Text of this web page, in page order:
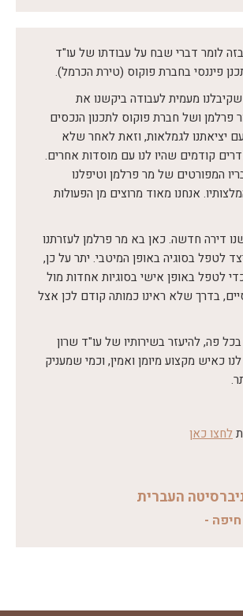
לומר דברי שבח על עבודתו של עו"ד
פיננסי בחברת פוקוס (טירת הכרמל).
מעמית לעבודה ביקשנו את
פרלמן ושל חברת פוקוס לתכנון הנכסים
יציאתנו לגמלאות, וזאת לאחר שלא
קודמים שהיו לנו עם מוסדות אחרים.
המפורטים של מר פרלמן וטיפלנו
אנחנו מאוד מרוצים מן הפעולות
דירה חדשה. כאן בא מר פרלמן לעזרתנו
לטפל בסוגיה באופן המיטבי. יתר על כן,
לטפל באופן אישי בסוגיות אחדות מול
בדרך שלא ראינו כמותה קודם לכן אצל
פה, להיעזר בשירותיו של עו"ד שרון
כאיש מקצוע מיומן ואמין, וכמי שמעניק
לחצו כאן
העברית
חיפה -